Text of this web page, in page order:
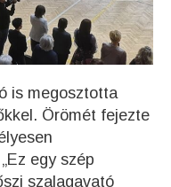
is megosztotta
Örömét fejezte
egy szép
szalagavató